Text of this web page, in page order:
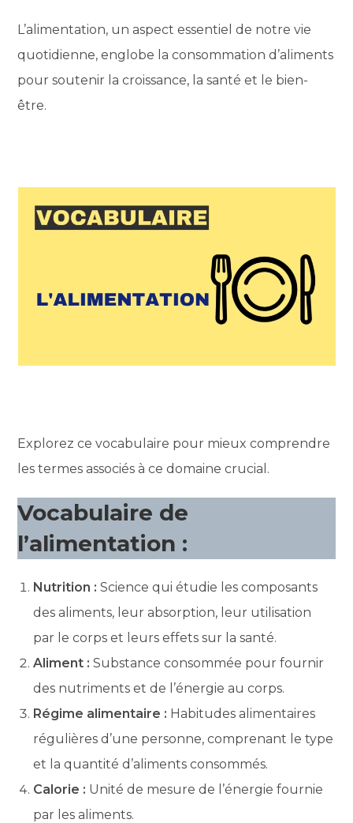
L’alimentation, un aspect essentiel de notre vie
quotidienne, englobe la consommation d’aliments
pour soutenir la croissance, la santé et le bien-
être.
Explorez ce vocabulaire pour mieux comprendre
les termes associés à ce domaine crucial.
Vocabulaire de
l’alimentation :
Nutrition : Science qui étudie les composants
des aliments, leur absorption, leur utilisation
par le corps et leurs effets sur la santé.
Aliment : Substance consommée pour fournir
des nutriments et de l’énergie au corps.
Régime alimentaire : Habitudes alimentaires
régulières d’une personne, comprenant le type
et la quantité d’aliments consommés.
Calorie : Unité de mesure de l’énergie fournie
par les aliments.